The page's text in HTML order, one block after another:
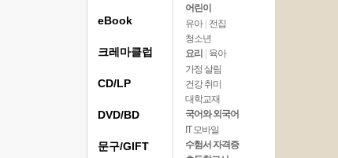
어린이
유아 | 전집
청소년
요리
육아
가정 살림
건강 취미
대학교재
국어와 외국어
IT 모바일
수험서 자격증
eBook
크레마클럽
CD/LP
DVD/BD
문구/GIFT